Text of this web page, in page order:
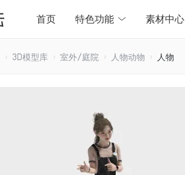
首页 特色功能 素材中心
3D模型库 室外/庭院 人物动物 人物